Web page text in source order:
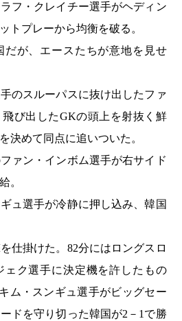
フ・クレイチー選手がヘディン
トプレーから均衡を破る。
だが、エースたちが意地を見せ
のスルーパスに抜け出したファ
び出したGKの頭上を射抜く鮮
決めて同点に追いついた。
ァン・インボム選手が右サイド
。
ュ選手が冷静に押し込み、韓国
仕掛けた。82分にはロングスロ
ェク選手に決定機を許したもの
ム・スンギュ選手がビッグセー
ドを守り切った韓国が2－1で勝